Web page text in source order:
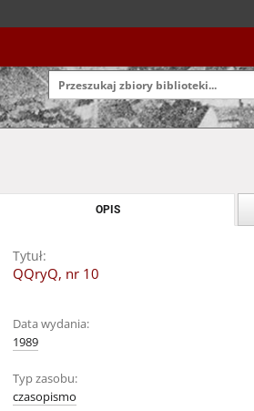
OPIS
Tytuł:
QQryQ, nr 10
Data wydania:
1989
Typ zasobu:
czasopismo